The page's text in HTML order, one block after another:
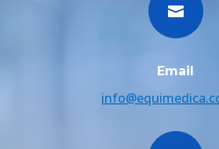

Email